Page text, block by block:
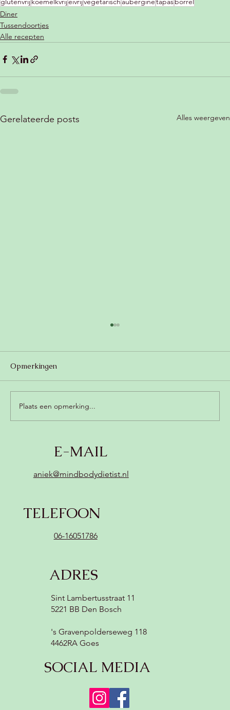
Diner
Tussendoortjes
Alle recepten
Gerelateerde posts Alles weergeven
Romige champignonsoep met kokos
(zonder zuivel, vegan) 😍
Opmerkingen
Plaats een opmerking...
TELEFOON
06-16051786
E-MAIL
aniek@mindbodydietist.nl
SOCIAL MEDIA
ADRES
Sint Lambertusstraat 11
5221 BB Den Bosch
's Gravenpolderseweg 118
4462RA Goes